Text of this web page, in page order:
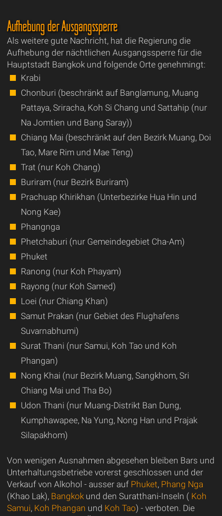
Aufhebung der Ausgangssperre
Als weitere gute Nachricht, hat die Regierung die
Aufhebung der nächtlichen Ausgangssperre für die
Hauptstadt Bangkok und folgende Orte genehmingt:
Krabi
Chonburi (beschränkt auf Banglamung, Muang
Pattaya, Sriracha, Koh Si Chang und Sattahip (nur
Na Jomtien und Bang Saray))
Chiang Mai (beschränkt auf den Bezirk Muang, Doi
Tao, Mare Rim und Mae Teng)
Trat (nur Koh Chang)
Buriram (nur Bezirk Buriram)
Prachuap Khirikhan (Unterbezirke Hua Hin und
Nong Kae)
Phangnga
Phetchaburi (nur Gemeindegebiet Cha-Am)
Phuket
Ranong (nur Koh Phayam)
Rayong (nur Koh Samed)
Loei (nur Chiang Khan)
Samut Prakan (nur Gebiet des Flughafens
Suvarnabhumi)
Surat Thani (nur Samui, Koh Tao und Koh
Phangan)
Nong Khai (nur Bezirk Muang, Sangkhom, Sri
Chiang Mai und Tha Bo)
Udon Thani (nur Muang-Distrikt Ban Dung,
Kumphawapee, Na Yung, Nong Han und Prajak
Silapakhom)
Von wenigen Ausnahmen abgesehen bleiben Bars und
Unterhaltungsbetriebe vorerst geschlossen und der
Verkauf von Alkohol - ausser auf Phuket, Phang Nga
(Khao Lak), Bangkokund den Suratthani-Inseln ( Koh
Samui, Koh Phangan und Koh Tao) - verboten. Die